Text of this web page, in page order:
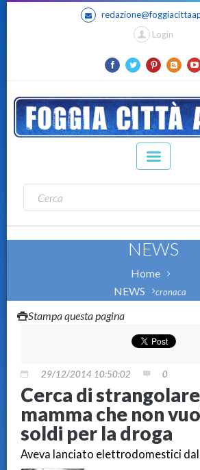
Login
NEWS
Home
NEWS
cronaca
Stampa questa pagina
29/12/2014 10:50:02 0
Cerca di
mamma che non
soldi per la droga
Aveva lanciato elettrodomestici